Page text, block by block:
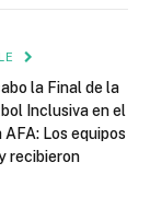
la Final de la
Inclusiva en el
AFA: Los equipos
recibieron